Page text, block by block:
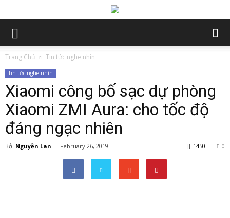
Trang Chủ Tin tức nghe nhìn
Tin tức nghe nhìn
Xiaomi công bố sạc dự phòng
Xiaomi ZMI Aura: cho tốc độ
đáng ngạc nhiên
Bởi Nguyễn Lan - February 26, 2019 0
1450